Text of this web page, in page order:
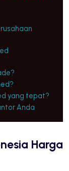
yang tepat?
Anda
Harga